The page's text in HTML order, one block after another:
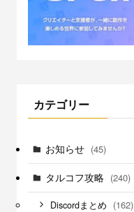
カテゴリー
お知らせ (45)
タルコフ攻略 (240)
Discordまとめ (162)